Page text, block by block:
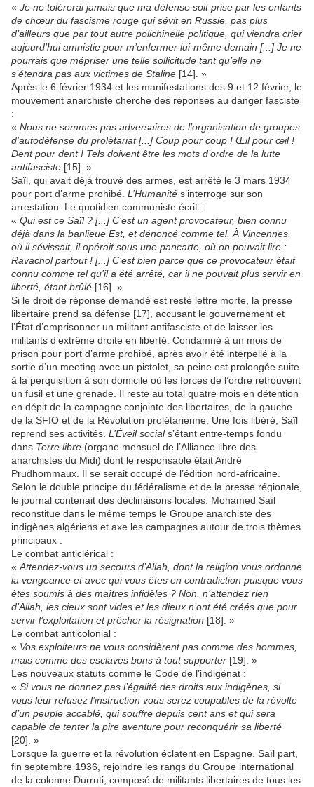
« Je ne tolérerai jamais que ma défense soit prise par les enfants
de chœur du fascisme rouge qui sévit en Russie, pas plus
d’ailleurs que par tout autre polichinelle politique, qui viendra crier
aujourd’hui amnistie pour m’enfermer lui-même demain [...] Je ne
pourrais que mépriser une telle sollicitude tant qu’elle ne
s’étendra pas aux victimes de Staline [14]. »
Après le 6 février 1934 et les manifestations des 9 et 12 février, le
mouvement anarchiste cherche des réponses au danger fasciste
:
« Nous ne sommes pas adversaires de l’organisation de groupes
d’autodéfense du prolétariat [...] Coup pour coup ! Œil pour œil !
Dent pour dent ! Tels doivent être les mots d’ordre de la lutte
antifasciste [15]. »
Saïl, qui avait déjà trouvé des armes, est arrêté le 3 mars 1934
pour port d’arme prohibé. L’Humanité s’interroge sur son
arrestation. Le quotidien communiste écrit :
« Qui est ce Saïl ? [...] C’est un agent provocateur, bien connu
déjà dans la banlieue Est, et dénoncé comme tel. À Vincennes,
où il sévissait, il opérait sous une pancarte, où on pouvait lire :
Ravachol partout ! [...] C’est bien parce que ce provocateur était
connu comme tel qu’il a été arrêté, car il ne pouvait plus servir en
liberté, étant brûlé [16]. »
Si le droit de réponse demandé est resté lettre morte, la presse
libertaire prend sa défense [17], accusant le gouvernement et
l’État d’emprisonner un militant antifasciste et de laisser les
militants d’extrême droite en liberté. Condamné à un mois de
prison pour port d’arme prohibé, après avoir été interpellé à la
sortie d’un meeting avec un pistolet, sa peine est prolongée suite
à la perquisition à son domicile où les forces de l’ordre retrouvent
un fusil et une grenade. Il reste au total quatre mois en détention
en dépit de la campagne conjointe des libertaires, de la gauche
de la SFIO et de la Révolution prolétarienne. Une fois libéré, Saïl
reprend ses activités. L’Éveil socials’étant entre-temps fondu
dans Terre libre (organe mensuel de l’Alliance libre des
anarchistes du Midi) dont le responsable était André
Prudhommaux. Il se serait occupé de l’édition nord-africaine.
Selon le double principe du fédéralisme et de la presse régionale,
le journal contenait des déclinaisons locales. Mohamed Saïl
reconstitue dans le même temps le Groupe anarchiste des
indigènes algériens et axe les campagnes autour de trois thèmes
principaux :
Le combat anticlérical :
« Attendez-vous un secours d’Allah, dont la religion vous ordonne
la vengeance et avec qui vous êtes en contradiction puisque vous
êtes soumis à des maîtres infidèles ? Non, n’attendez rien
d’Allah, les cieux sont vides et les dieux n’ont été créés que pour
servir l’exploitation et prêcher la résignation [18]. »
Le combat anticolonial :
« Vos exploiteurs ne vous considèrent pas comme des hommes,
mais comme des esclaves bons à tout supporter [19]. »
Les nouveaux statuts comme le Code de l’indigénat :
« Si vous ne donnez pas l’égalité des droits aux indigènes, si
vous leur refusez l’instruction vous serez coupables de la révolte
d’un peuple accablé, qui souffre depuis cent ans et qui sera
capable de tenter la pire aventure pour reconquérir sa liberté
[20]. »
Lorsque la guerre et la révolution éclatent en Espagne. Saïl part,
fin septembre 1936, rejoindre les rangs du Groupe international
de la colonne Durruti, composé de militants libertaires de tous les